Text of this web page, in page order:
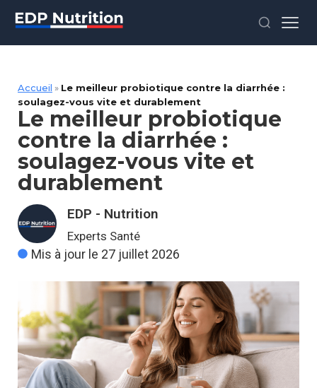
Accueil » Le meilleur probiotique contre la diarrhée :
soulagez-vous vite et durablement
Le meilleur probiotique
contre la diarrhée :
soulagez-vous vite et
durablement
EDP - Nutrition
Experts Santé
Mis à jour le 27 juillet 2026